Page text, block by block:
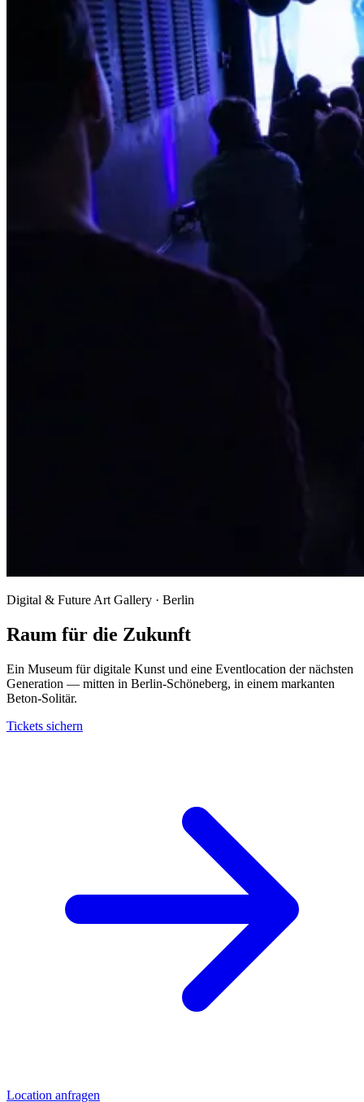
Digital & Future Art Gallery · Berlin
Raum für die Zukunft
Ein Museum für digitale Kunst und eine Eventlocation der nächsten
Generation — mitten in Berlin-Schöneberg, in einem markanten
Beton-Solitär.
Tickets sichern
Location anfragen